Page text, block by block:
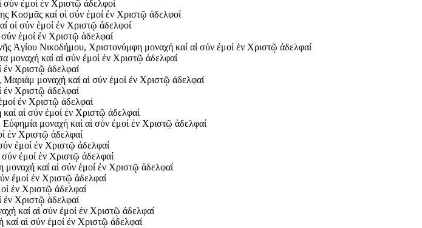
ἐμοί ἐν Χριστῷ ἀδελφοί
Κοσμᾶς καί οἱ σύν ἐμοί ἐν Χριστῷ ἀδελφοί
οἱ σύν ἐμοί ἐν Χριστῷ ἀδελφοί
ἐμοί ἐν Χριστῷ ἀδελφαί
Νικοδήμου, Χριστονύμφη μοναχή καί αἱ σύν ἐμοί ἐν Χριστῷ ἀδελφαί
καί αἱ σύν ἐμοί ἐν Χριστῷ ἀδελφαί
Χριστῷ ἀδελφαί
μοναχή καί αἱ σύν ἐμοί ἐν Χριστῷ ἀδελφαί
Χριστῷ ἀδελφαί
ἐν Χριστῷ ἀδελφαί
αἱ σύν ἐμοί ἐν Χριστῷ ἀδελφαί
μοναχή καί αἱ σύν ἐμοί ἐν Χριστῷ ἀδελφαί
ἐν Χριστῷ ἀδελφαί
ἐμοί ἐν Χριστῷ ἀδελφαί
ἐμοί ἐν Χριστῷ ἀδελφαί
καί αἱ σύν ἐμοί ἐν Χριστῷ ἀδελφαί
ἐμοί ἐν Χριστῷ ἀδελφαί
ἐν Χριστῷ ἀδελφαί
Χριστῷ ἀδελφαί
καί αἱ σύν ἐμοί ἐν Χριστῷ ἀδελφαί
αἱ σύν ἐμοί ἐν Χριστῷ ἀδελφαί